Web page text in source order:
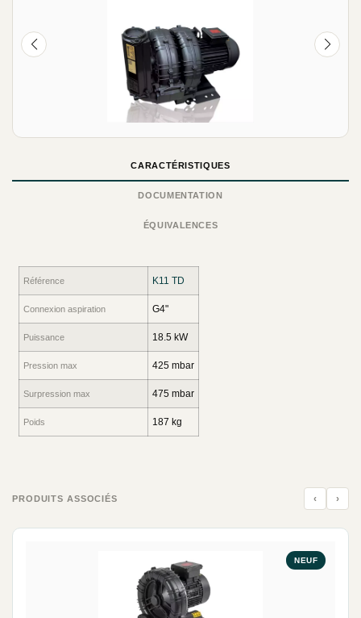
CARACTÉRISTIQUES
DOCUMENTATION
ÉQUIVALENCES
Référence K11 TD
Connexion aspiration G4"
Puissance 18.5 kW
Pression max 425 mbar
Surpression max 475 mbar
Poids 187 kg
PRODUITS ASSOCIÉS ‹ ›
NEUF